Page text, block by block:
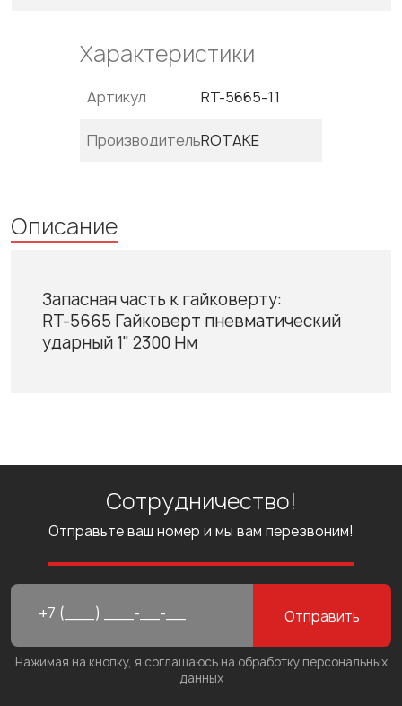
Характеристики
Артикул RT-5665-11
ПроизводительROTAKE
Описание
Запасная часть к гайковерту:
RT-5665 Гайковерт пневматический
ударный 1" 2300 Нм
Сотрудничество!
Отправьте ваш номер и мы вам перезвоним!
Отправить
Нажимая на кнопку, я соглашаюсь на обработку персональных
данных